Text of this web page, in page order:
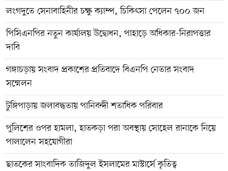
লংগদুতে সেনাবাহিনীর চক্ষু ক্যাম্প, চিকিৎসা পেলেন ৭০০ জন
পিসিএনপির নতুন কার্যালয় উদ্বোধন, পাহাড়ে অধিকার-নিরাপত্তার
দাবি
গঙ্গাচড়ায় সংবাদ প্রকাশের প্রতিবাদে বিএনপি নেতার সংবাদ
সম্মেলন
টুঙ্গিপাড়ায় জলাবদ্ধতায় পানিবন্দী শতাধিক পরিবার
পুলিশের ওপর হামলা, হাতকড়া পরা অবস্থায় সোহেল রানাকে নিয়ে
পালালেন সহযোগীরা
ছাতকের সাংবাদিক তাজিদুল ইসলামের মাস্টার্সে কৃতিত্ব